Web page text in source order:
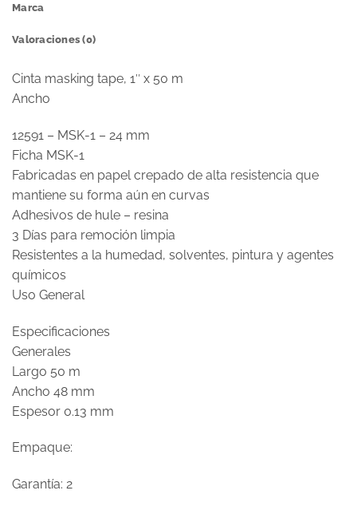
Marca
Valoraciones (0)
Cinta masking tape, 1″ x 50 m
Ancho
12591 – MSK-1 – 24 mm
Ficha MSK-1
Fabricadas en papel crepado de alta resistencia que
mantiene su forma aún en curvas
Adhesivos de hule – resina
3 Días para remoción limpia
Resistentes a la humedad, solventes, pintura y agentes
químicos
Uso General
Especificaciones
Generales
Largo 50 m
Ancho 48 mm
Espesor 0.13 mm
Empaque:
Garantía: 2